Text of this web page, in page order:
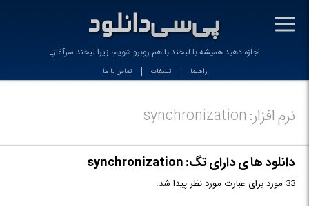
-
اجازه دهید همیشه با لبخند با هم روبرو شویم، زیرا لبخند سرآغاز عشق
راهنما تبلیغات تماس با ما
نرم افزار: synchronization
دانلود ها ی دارای تگ: synchronization
33 مورد برای عبارت مورد نظر پیدا شد.